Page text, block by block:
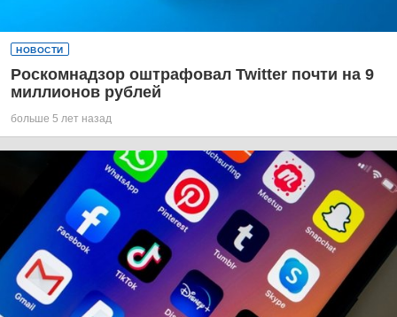
НОВОСТИ
Роскомнадзор оштрафовал Twitter почти на 9
миллионов рублей
больше 5 лет назад